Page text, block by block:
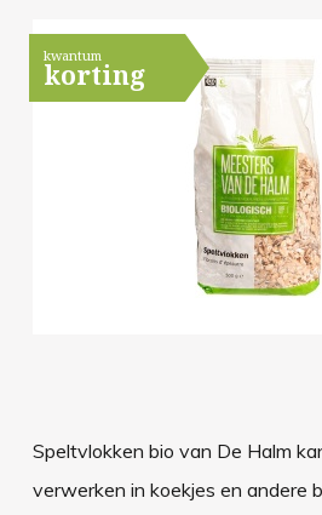
kwantum
korting
Speltvlokken bio van De Halm
verwerken in koekjes en andere